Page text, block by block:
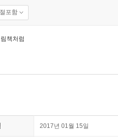
포함
책처럼
2017년 01월 15일